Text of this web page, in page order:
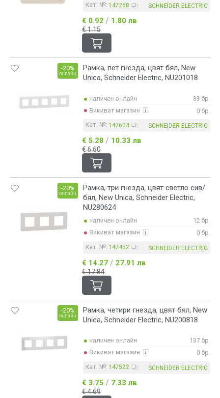
Кат. №: 147268 SCHNEIDER ELECTRIC
€ 0.92 / 1.80 лв
€ 1.15
Рамка, пет гнезда, цвят бял, New
Unica, Schneider Electric, NU201018
-20%
онлайн
наличен онлайн
33 бр.
Викиват магазин
0 бр.
Кат. №: 147604 SCHNEIDER ELECTRIC
€ 5.28 / 10.33 лв
€ 6.60
Рамка, три гнезда, цвят светло сив/
бял, New Unica, Schneider Electric,
NU280624
-20%
онлайн
наличен онлайн
12 бр.
Викиват магазин
0 бр.
Кат. №: 147452 SCHNEIDER ELECTRIC
€ 14.27 / 27.91 лв
€ 17.84
Рамка, четири гнезда, цвят бял, New
Unica, Schneider Electric, NU200818
-20%
онлайн
наличен онлайн
137 бр.
Викиват магазин
0 бр.
Кат. №: 147522 SCHNEIDER ELECTRIC
€ 3.75 / 7.33 лв
€ 4.69